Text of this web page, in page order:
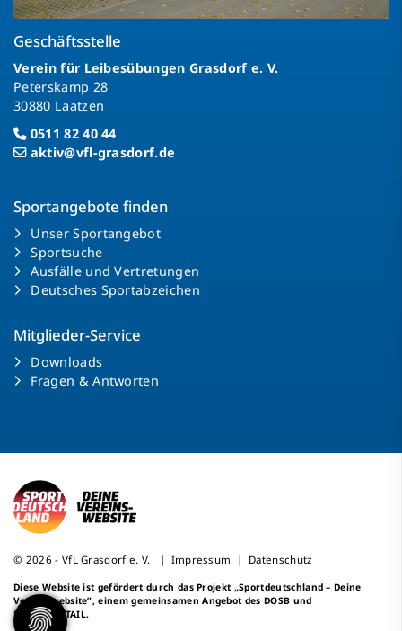
Geschäftsstelle
Verein für Leibesübungen Grasdorf e. V.
Peterskamp 28
30880 Laatzen
0511 82 40 44
aktiv@vfl-grasdorf.de
Sportangebote finden
Unser Sportangebot
Sportsuche
Ausfälle und Vertretungen
Deutsches Sportabzeichen
Mitglieder-Service
Downloads
Fragen & Antworten
© 2026 - VfL Grasdorf e. V. | Impressum | Datenschutz
Diese Website ist gefördert durch das Projekt „Sportdeutschland – Deine
Vereinswebsite”, einem gemeinsamen Angebot des DOSB und
NETZCOCKTAIL.